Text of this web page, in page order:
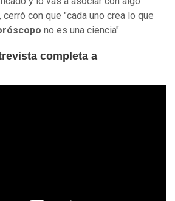
con que "cada uno crea lo que
no es una ciencia".
completa a